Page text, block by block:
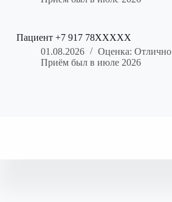
Пациент +7 917 78XXXXX
01.08.2026
Оценка: Отлично
Приём был в июле 2026